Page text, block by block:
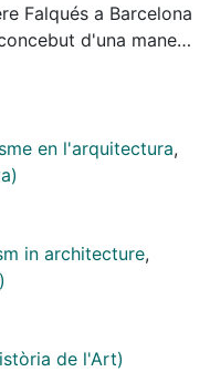
Falqués a Barcelona
d'una manera
a l'aspecte
la central elèctrica
Compañía
senzilles. A més
els valors de
una arquitectura
com a
representativitat
competència amb
en l'arquitectura,
in architecture,
de l'Art)